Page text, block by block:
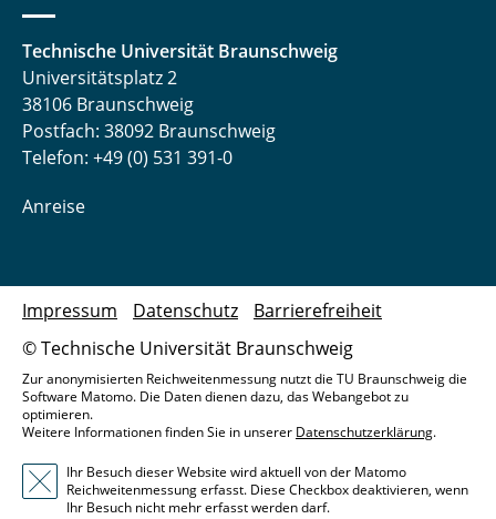
Technische Universität Braunschweig
Universitätsplatz 2
38106 Braunschweig
Postfach: 38092 Braunschweig
Telefon: +49 (0) 531 391-0
Anreise
© Technische Universität Braunschweig
Impressum Datenschutz Barrierefreiheit
Zur anonymisierten Reichweitenmessung nutzt die TU Braunschweig die
Software Matomo. Die Daten dienen dazu, das Webangebot zu
optimieren.
Weitere Informationen finden Sie in unserer Datenschutzerklärung.
Ihr Besuch dieser Website wird aktuell von der Matomo
Reichweitenmessung erfasst. Diese Checkbox deaktivieren, wenn
Ihr Besuch nicht mehr erfasst werden darf.